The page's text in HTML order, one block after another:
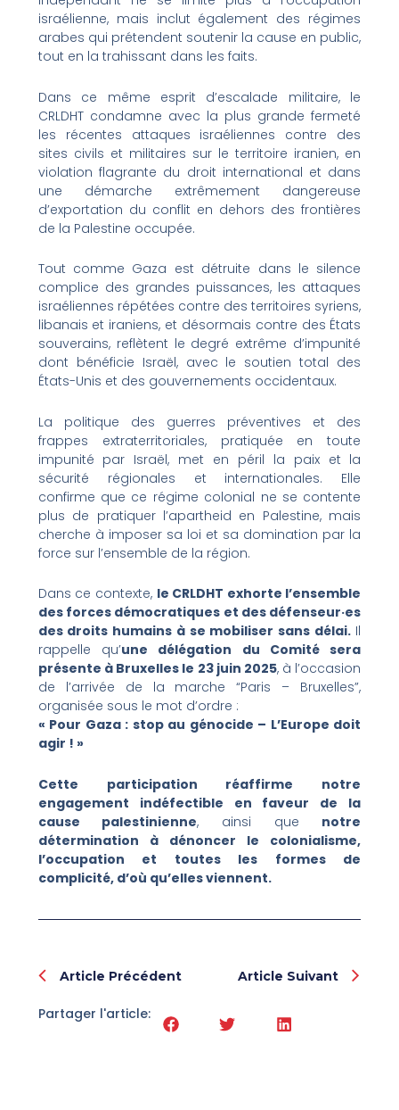
israélienne, mais inclut également des régimes
arabes qui prétendent soutenir la cause en public,
tout en la trahissant dans les faits.
Dans ce même esprit d’escalade militaire, le
CRLDHT condamne avec la plus grande fermeté
les récentes attaques israéliennes contre des
sites civils et militaires sur le territoire iranien, en
violation flagrante du droit international et dans
une démarche extrêmement dangereuse
d’exportation du conflit en dehors des frontières
de la Palestine occupée.
Tout comme Gaza est détruite dans le silence
complice des grandes puissances, les attaques
israéliennes répétées contre des territoires syriens,
libanais et iraniens, et désormais contre des États
souverains, reflètent le degré extrême d’impunité
dont bénéficie Israël, avec le soutien total des
États-Unis et des gouvernements occidentaux.
La politique des guerres préventives et des
frappes extraterritoriales, pratiquée en toute
impunité par Israël, met en péril la paix et la
sécurité régionales et internationales. Elle
confirme que ce régime colonial ne se contente
plus de pratiquer l’apartheid en Palestine, mais
cherche à imposer sa loi et sa domination par la
force sur l’ensemble de la région.
Dans ce contexte, le CRLDHT exhorte l’ensemble
des forces démocratiques et des défenseur·es
des droits humains à se mobiliser sans délai.Il
rappelle qu’une délégation du Comité sera
présente à Bruxelles le 23 juin 2025, à l’occasion
de l’arrivée de la marche “Paris – Bruxelles”,
organisée sous le mot d’ordre :
« Pour Gaza : stop au génocide – L’Europe doit
agir ! »
Cette participation réaffirme notre
engagement indéfectible en faveur de la
cause palestinienne, ainsi que notre
détermination à dénoncer le colonialisme,
l’occupation et toutes les formes de
complicité, d’où qu’elles viennent.
Prev
Article Précédent Article Suivant
Partager l'article: